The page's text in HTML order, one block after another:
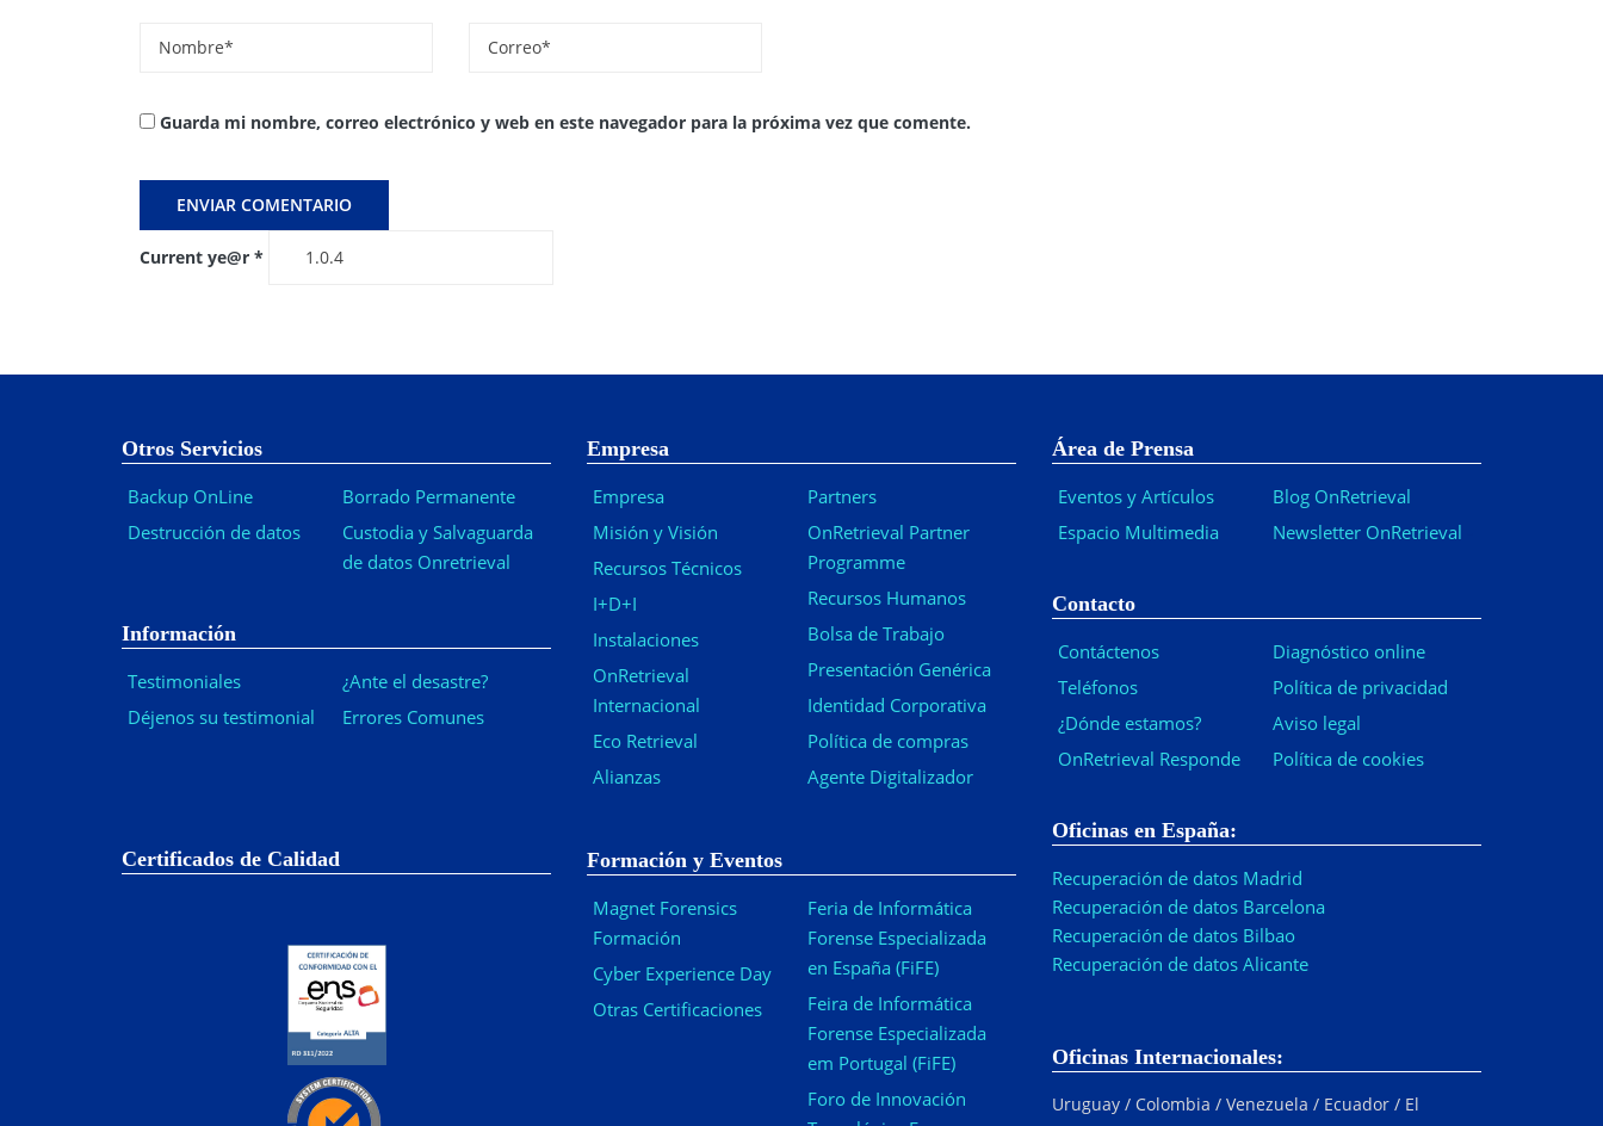
Guarda mi nombre, correo electrónico y web en este navegador para la próxima vez que comente.
Current ye@r *
Otros Servicios
Backup OnLine
Destrucción de datos
Borrado Permanente
Custodia y Salvaguarda
de datos Onretrieval
Información
Testimoniales
Déjenos su testimonial
¿Ante el desastre?
Errores Comunes
Certificados de Calidad
Empresa
Empresa
Misión y Visión
Recursos Técnicos
I+D+I
Instalaciones
OnRetrieval
Internacional
Eco Retrieval
Alianzas
Partners
OnRetrieval Partner
Programme
Recursos Humanos
Bolsa de Trabajo
Presentación Genérica
Identidad Corporativa
Política de compras
Agente Digitalizador
Formación y Eventos
Magnet Forensics
Formación
Cyber Experience Day
Otras Certificaciones
Feria de Informática
Forense Especializada
en España (FiFE)
Feira de Informática
Forense Especializada
em Portugal (FiFE)
Foro de Innovación
Área de Prensa
Eventos y Artículos
Espacio Multimedia
Blog OnRetrieval
Newsletter OnRetrieval
Contacto
Contáctenos
Teléfonos
¿Dónde estamos?
OnRetrieval Responde
Diagnóstico online
Política de privacidad
Aviso legal
Política de cookies
Oficinas en España:
Recuperación de datos Madrid
Recuperación de datos Barcelona
Recuperación de datos Bilbao
Recuperación de datos Alicante
Oficinas Internacionales:
Uruguay / Colombia / Venezuela / Ecuador / El